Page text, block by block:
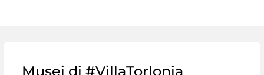
Musei di #VillaTorlonia